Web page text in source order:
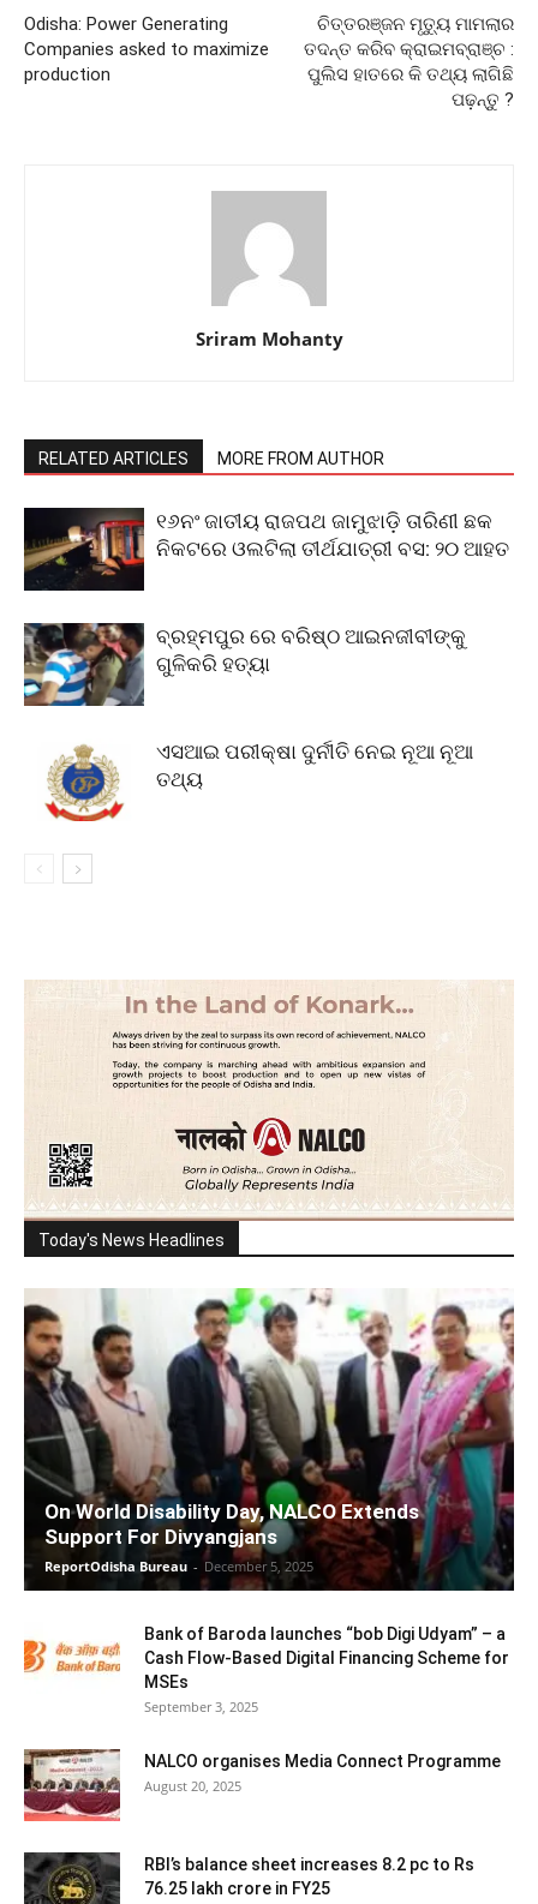
Odisha: Power Generating
Companies asked to maximize
production
ଚିତ୍ତରଞ୍ଜନ ମୃତ୍ୟୁ ମାମଲାର
ତଦନ୍ତ କରିବ କ୍ରାଇମବ୍ରାଞ୍ଚ :
ପୁଲିସ ହାତରେ କି ତଥ୍ୟ ଲାଗିଛି
ପଢ଼ନ୍ତୁ ?
Sriram Mohanty
RELATED ARTICLES MORE FROM AUTHOR
୧୬ନଂ ଜାତୀୟ ରାଜପଥ ଜାମୁଝାଡ଼ି ତାରିଣୀ ଛକ
ନିକଟରେ ଓଲଟିଲା ତୀର୍ଥଯାତ୍ରୀ ବସ: ୨୦ ଆହତ
ବ୍ରହ୍ମପୁର ରେ ବରିଷ୍ଠ ଆଇନଜୀବୀଙ୍କୁ
ଗୁଳିକରି ହତ୍ୟା
ଏସଆଇ ପରୀକ୍ଷା ଦୁର୍ନୀତି ନେଇ ନୂଆ ନୂଆ
ତଥ୍ୟ
Today's News Headlines
On World Disability Day, NALCO Extends
Support For Divyangjans
ReportOdisha Bureau - December 5, 2025
Bank of Baroda launches “bob Digi Udyam” – a
Cash Flow-Based Digital Financing Scheme for
MSEs
September 3, 2025
NALCO organises Media Connect Programme
August 20, 2025
RBI’s balance sheet increases 8.2 pc to Rs
76.25 lakh crore in FY25